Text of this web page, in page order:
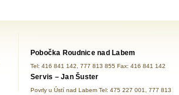
Pobočka Roudnice nad Labem
Tel: 416 841 142, 777 813 855 Fax: 416 841 142
Servis – Jan Šuster
Povrly u Ústí nad Labem Tel: 475 227 001, 777 813